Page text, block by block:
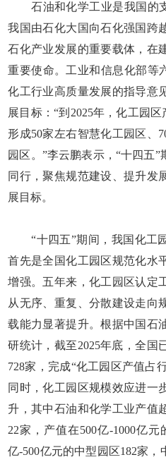
石油和化学工业是我国的支
我国由石化大国向石化强国跨
石化产业发展的重要载体，在
重要使命。工业和信息化部等
化工行业高质量发展的指导意
展目标：“到2025年，化工园
形成50家左右智慧化工园区、
园区。”李云鹏表示，“十四五
同行，聚焦规范建设、提升发
展目标。
“十四五”期间，我国化工园
首先是全国化工园区规范化水
增强。五年来，化工园区认定
从无序、重复、分散建设走向
载能力显著提升。根据中国石
研统计，截至2025年底，全国
728家，完成“化工园区产值占
同时，化工园区规模效应进一
升，其中石油和化学工业产值
22家，产值在500亿-1000亿
亿-500亿元的中型园区182家